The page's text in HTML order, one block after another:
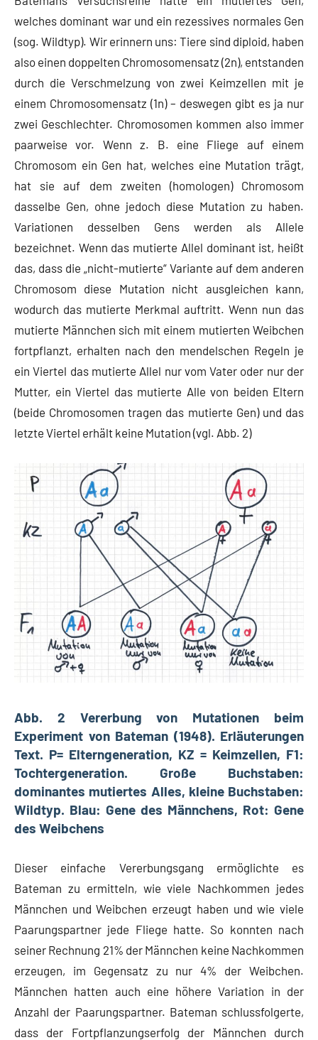
welches dominant war und ein rezessives normales Gen
(sog. Wildtyp). Wir erinnern uns: Tiere sind diploid, haben
also einen doppelten Chromosomensatz (2n), entstanden
durch die Verschmelzung von zwei Keimzellen mit je
einem Chromosomensatz (1n) – deswegen gibt es ja nur
zwei Geschlechter. Chromosomen kommen also immer
paarweise vor. Wenn z. B. eine Fliege auf einem
Chromosom ein Gen hat, welches eine Mutation trägt,
hat sie auf dem zweiten (homologen) Chromosom
dasselbe Gen, ohne jedoch diese Mutation zu haben.
Variationen desselben Gens werden als Allele
bezeichnet. Wenn das mutierte Allel dominant ist, heißt
das, dass die „nicht-mutierte“ Variante auf dem anderen
Chromosom diese Mutation nicht ausgleichen kann,
wodurch das mutierte Merkmal auftritt. Wenn nun das
mutierte Männchen sich mit einem mutierten Weibchen
fortpflanzt, erhalten nach den mendelschen Regeln je
ein Viertel das mutierte Allel nur vom Vater oder nur der
Mutter, ein Viertel das mutierte Alle von beiden Eltern
(beide Chromosomen tragen das mutierte Gen) und das
letzte Viertel erhält keine Mutation (vgl. Abb. 2)
Abb. 2 Vererbung von Mutationen beim
Experiment von Bateman (1948). Erläuterungen
Text. P= Elterngeneration, KZ = Keimzellen, F1:
Tochtergeneration. Große Buchstaben:
dominantes mutiertes Alles, kleine Buchstaben:
Wildtyp. Blau: Gene des Männchens, Rot: Gene
des Weibchens
Dieser einfache Vererbungsgang ermöglichte es
Bateman zu ermitteln, wie viele Nachkommen jedes
Männchen und Weibchen erzeugt haben und wie viele
Paarungspartner jede Fliege hatte. So konnten nach
seiner Rechnung 21% der Männchen keine Nachkommen
erzeugen, im Gegensatz zu nur 4% der Weibchen.
Männchen hatten auch eine höhere Variation in der
Anzahl der Paarungspartner. Bateman schlussfolgerte,
dass der Fortpflanzungserfolg der Männchen durch